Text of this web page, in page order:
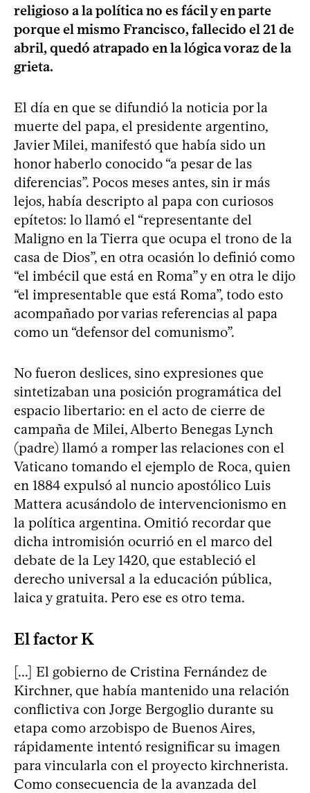
religioso a la política no es fácil y en parte
porque el mismo Francisco, fallecido el 21 de
abril, quedó atrapado en la lógica voraz de la
grieta.
El día en que se difundió la noticia por la
muerte del papa, el presidente argentino,
Javier Milei, manifestó que había sido un
honor haberlo conocido “a pesar de las
diferencias”. Pocos meses antes, sin ir más
lejos, había descripto al papa con curiosos
epítetos: lo llamó el “representante del
Maligno en la Tierra que ocupa el trono de la
casa de Dios”, en otra ocasión lo definió como
“el imbécil que está en Roma” y en otra le dijo
“el impresentable que está Roma”, todo esto
acompañado por varias referencias al papa
como un “defensor del comunismo”.
No fueron deslices, sino expresiones que
sintetizaban una posición programática del
espacio libertario: en el acto de cierre de
campaña de Milei, Alberto Benegas Lynch
(padre) llamó a romper las relaciones con el
Vaticano tomando el ejemplo de Roca, quien
en 1884 expulsó al nuncio apostólico Luis
Mattera acusándolo de intervencionismo en
la política argentina. Omitió recordar que
dicha intromisión ocurrió en el marco del
debate de la Ley 1420, que estableció el
derecho universal a la educación pública,
laica y gratuita. Pero ese es otro tema.
El factor K
[...] El gobierno de Cristina Fernández de
Kirchner, que había mantenido una relación
conflictiva con Jorge Bergoglio durante su
etapa como arzobispo de Buenos Aires,
rápidamente intentó resignificar su imagen
para vincularla con el proyecto kirchnerista.
Como consecuencia de la avanzada del